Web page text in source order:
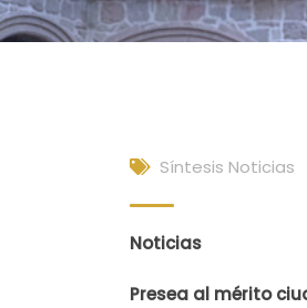
Síntesis Noticias
Noticias
Presea al mérito